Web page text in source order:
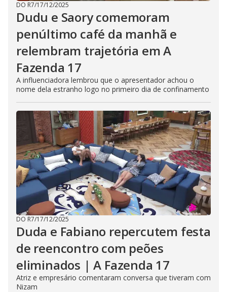
DO R7/17/12/2025
Dudu e Saory comemoram
penúltimo café da manhã e
relembram trajetória em A
Fazenda 17
A influenciadora lembrou que o apresentador achou o
nome dela estranho logo no primeiro dia de confinamento
DO R7/17/12/2025
Duda e Fabiano repercutem festa
de reencontro com peões
eliminados | A Fazenda 17
Atriz e empresário comentaram conversa que tiveram com
Nizam